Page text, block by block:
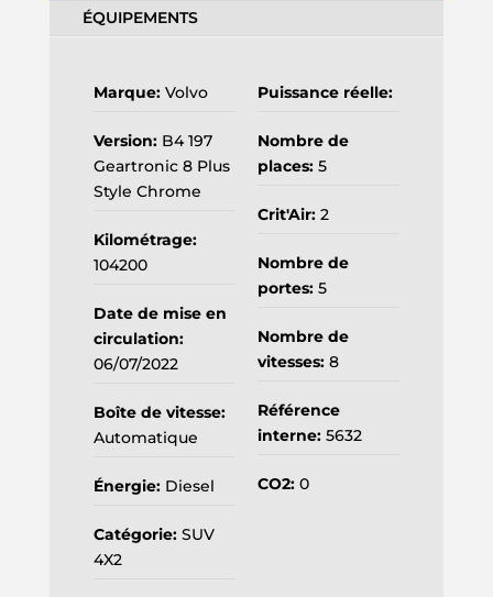
ÉQUIPEMENTS
Marque:Volvo
Version:B4 197
Geartronic 8 Plus
Style Chrome
Kilométrage:
104200
Date de mise en
circulation:
06/07/2022
Boîte de vitesse:
Automatique
Énergie:Diesel
Catégorie:SUV
4X2
Puissance réelle:
Nombre de
places: 5
Crit'Air: 2
Nombre de
portes: 5
Nombre de
vitesses: 8
Référence
interne: 5632
CO2: 0